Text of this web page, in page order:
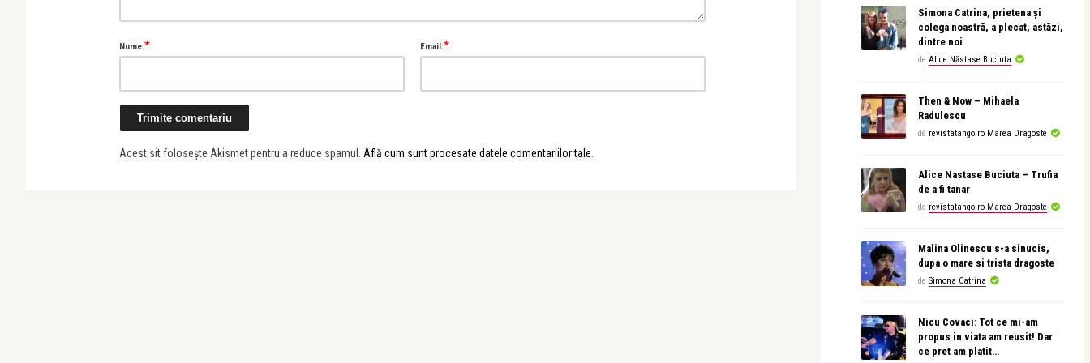
Nume:* Email:*
Acest sit folosește Akismet pentru a reduce spamul. Află cum sunt procesate datele comentariilor tale.
Simona Catrina, prietena și
colega noastră, a plecat, astăzi,
dintre noi
de Alice Năstase Buciuta
Then & Now – Mihaela
Radulescu
de revistatango.ro Marea Dragoste
Alice Nastase Buciuta – Trufia
de a fi tanar
de revistatango.ro Marea Dragoste
Malina Olinescu s-a sinucis,
dupa o mare si trista dragoste
de Simona Catrina
Nicu Covaci: Tot ce mi-am
propus in viata am reusit! Dar
ce pret am platit…